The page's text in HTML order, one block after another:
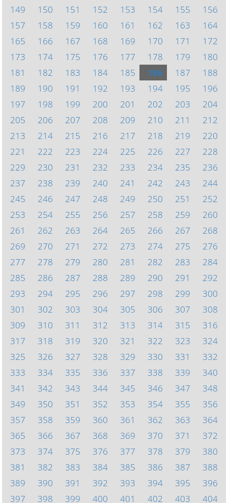
149
150 151 152 153 154 155
156
157
158 159 160 161 162 163
164
165
166 167 168 169 170 171
172
173
174 175 176 177 178 179
180
181
182 183 184 185 186 187
188
189
190 191 192 193 194 195
196
197
198 199 200 201 202 203
204
205
206 207 208 209 210 211
212
213
214 215 216 217 218 219
220
221
222 223 224 225 226 227
228
229
230 231 232 233 234 235
236
237
238 239 240 241 242 243
244
245
246 247 248 249 250 251
252
253
254 255 256 257 258 259
260
261
262 263 264 265 266 267
268
269
270 271 272 273 274 275
276
277
278 279 280 281 282 283
284
285
286 287 288 289 290 291
292
293
294 295 296 297 298 299
300
301
302 303 304 305 306 307
308
309
310 311 312 313 314 315
316
317
318 319 320 321 322 323
324
325
326 327 328 329 330 331
332
333
334 335 336 337 338 339
340
341
342 343 344 345 346 347
348
349
350 351 352 353 354 355
356
357
358 359 360 361 362 363
364
365
366 367 368 369 370 371
372
373
374 375 376 377 378 379
380
381
382 383 384 385 386 387
388
389
390 391 392 393 394 395
396
397
398 399 400 401 402 403 404